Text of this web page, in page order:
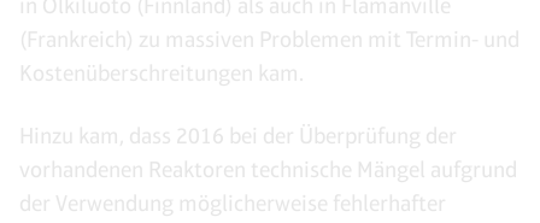
in Olkiluoto (Finnland) als auch in Flamanville
(Frankreich) zu massiven Problemen mit Termin- und
Kostenüberschreitungen kam.
Hinzu kam, dass 2016 bei der Überprüfung der
vorhandenen Reaktoren technische Mängel aufgrund
der Verwendung möglicherweise fehlerhafter